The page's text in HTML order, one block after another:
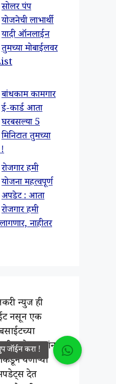
सोलर पंप
योजनेची लाभार्थी
यादी ऑनलाईन
तुमच्या मोबाईलवर
बांधकाम कामगार
ई-कार्ड आता
घरबसल्या 5
मिनिटात तुमच्या
!
रोजगार हमी
योजना महत्वपूर्ण
अपडेट : आता
रोजगार हमी
नाहीतर
न्युज ही
नसून एक
शेतकऱ्यांना
येणाऱ्या
देत